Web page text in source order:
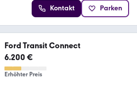
Kontakt Parken
Ford Transit Connect
6.200 €
Erhöhter Preis